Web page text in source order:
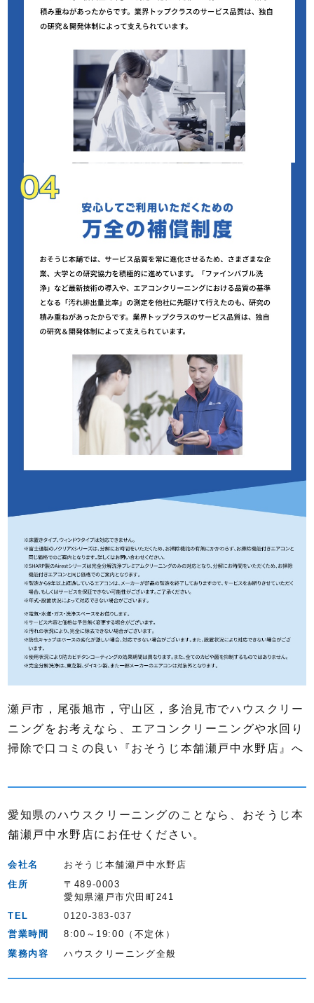
瀬戸市，尾張旭市，守山区，多治見市でハウスクリー
ニングをお考えなら、エアコンクリーニングや水回り
掃除で口コミの良い『おそうじ本舗瀬戸中水野店』へ
愛知県のハウスクリーニングのことなら、おそうじ本
舗瀬戸中水野店にお任せください。
会社名
おそうじ本舗瀬戸中水野店
住所
〒489-0003
愛知県瀬戸市穴田町241
TEL
0120-383-037
営業時間
8:00～19:00（不定休）
業務内容
ハウスクリーニング全般